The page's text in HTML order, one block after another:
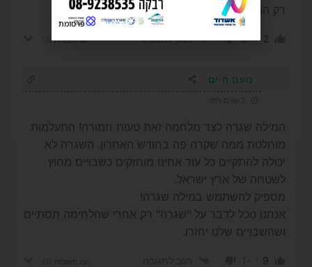
רק התורה שלהם תגן על העיר
2
-6 הגב לתגובה הצג תשובות(3)
נועם חיים
המילה שגרה לצד מלחמה זאת טעות חמורה! התעלמות
מוחלטת ממה שקרה פה בחודש האחרון. השגרה לא
יכולה להתקיים כל עוד אחינו מוחזקים כשבויים מחוץ
לשטחה של ארץ ישראל.
מספיק להשתמש במילה שגרה!
אנחנו נוכל לדבר על "שגרה" רק אחרי שהלחימה תסתיים
ושהשבויים שלנו יחזרו.
9
-1 הצג תשובות
פרסומת